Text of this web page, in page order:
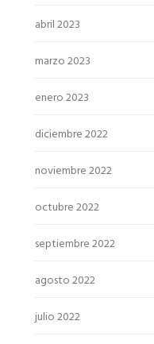
abril 2023
marzo 2023
enero 2023
diciembre 2022
noviembre 2022
octubre 2022
septiembre 2022
agosto 2022
julio 2022